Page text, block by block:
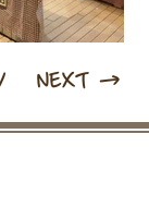
NEXT →